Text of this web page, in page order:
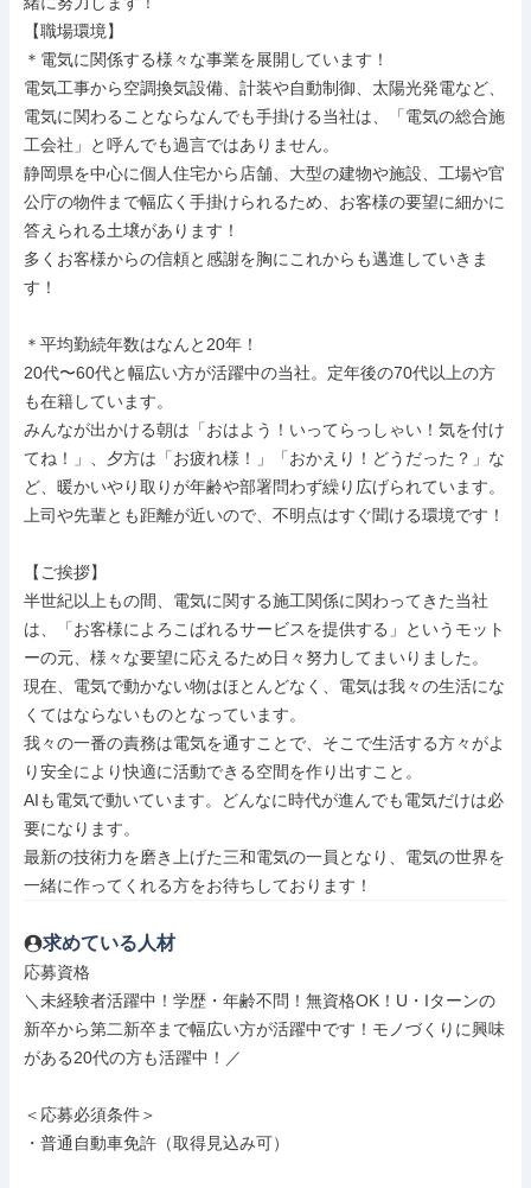
【職場環境】
＊電気に関係する様々な事業を展開しています！
電気工事から空調換気設備、計装や自動制御、太陽光発電など、
電気に関わることならなんでも手掛ける当社は、「電気の総合施
工会社」と呼んでも過言ではありません。
静岡県を中心に個人住宅から店舗、大型の建物や施設、工場や官
公庁の物件まで幅広く手掛けられるため、お客様の要望に細かに
答えられる土壌があります！
多くお客様からの信頼と感謝を胸にこれからも邁進していきま
す！
＊平均勤続年数はなんと20年！
20代〜60代と幅広い方が活躍中の当社。定年後の70代以上の方
も在籍しています。
みんなが出かける朝は「おはよう！いってらっしゃい！気を付け
てね！」、夕方は「お疲れ様！」「おかえり！どうだった？」な
ど、暖かいやり取りが年齢や部署問わず繰り広げられています。
上司や先輩とも距離が近いので、不明点はすぐ聞ける環境です！
【ご挨拶】
半世紀以上もの間、電気に関する施工関係に関わってきた当社
は、「お客様によろこばれるサービスを提供する」というモット
ーの元、様々な要望に応えるため日々努力してまいりました。
現在、電気で動かない物はほとんどなく、電気は我々の生活にな
くてはならないものとなっています。
我々の一番の責務は電気を通すことで、そこで生活する方々がよ
り安全により快適に活動できる空間を作り出すこと。
AIも電気で動いています。どんなに時代が進んでも電気だけは必
要になります。
最新の技術力を磨き上げた三和電気の一員となり、電気の世界を
一緒に作ってくれる方をお待ちしております！
求めている人材
応募資格
＼未経験者活躍中！学歴・年齢不問！無資格OK！U・Iターンの
新卒から第二新卒まで幅広い方が活躍中です！モノづくりに興味
がある20代の方も活躍中！／
＜応募必須条件＞
・普通自動車免許（取得見込み可）